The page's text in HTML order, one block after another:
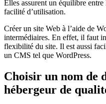
Elles assurent un équilibre
facilité d’utilisation.
Créer un site Web à l’aide de
intermédiaires. En effet, il faut
flexibilité du site. Il est aussi
un CMS tel que WordPress.
Choisir un nom de
hébergeur de